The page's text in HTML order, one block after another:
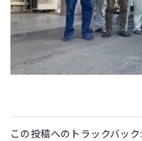
この投稿へのトラックバック: